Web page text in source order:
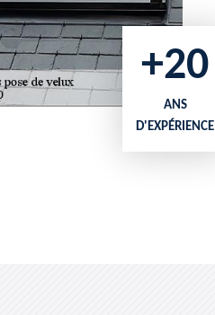
+20
ANS
D'EXPÉRIENCE